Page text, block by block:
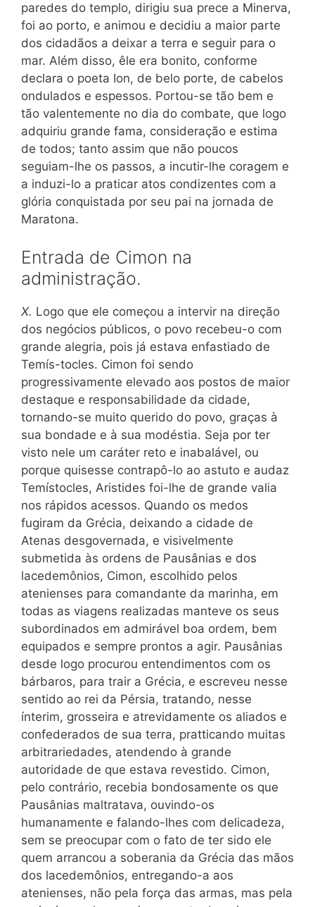
paredes do templo, dirigiu sua prece a Minerva,
foi ao porto, e animou e decidiu a maior parte
dos cidadãos a deixar a terra e seguir para o
mar. Além disso, êle era bonito, conforme
declara o poeta Ion, de belo porte, de cabelos
ondulados e espessos. Portou-se tão bem e
tão valentemente no dia do combate, que logo
adquiriu grande fama, consideração e estima
de todos; tanto assim que não poucos
seguiam-lhe os passos, a incutir-lhe coragem e
a induzi-lo a praticar atos condizentes com a
glória conquistada por seu pai na jornada de
Maratona.
Entrada de Cimon na
administração.
X. Logo que ele começou a intervir na direção
dos negócios públicos, o povo recebeu-o com
grande alegria, pois já estava enfastiado de
Temís-tocles. Cimon foi sendo
progressivamente elevado aos postos de maior
destaque e responsabilidade da cidade,
tornando-se muito querido do povo, graças à
sua bondade e à sua modéstia. Seja por ter
visto nele um caráter reto e inabalável, ou
porque quisesse contrapô-lo ao astuto e audaz
Temístocles, Aristides foi-lhe de grande valia
nos rápidos acessos. Quando os medos
fugiram da Grécia, deixando a cidade de
Atenas desgovernada, e visivelmente
submetida às ordens de Pausânias e dos
lacedemônios, Cimon, escolhido pelos
atenienses para comandante da marinha, em
todas as viagens realizadas manteve os seus
subordinados em admirável boa ordem, bem
equipados e sempre prontos a agir. Pausânias
desde logo procurou entendimentos com os
bárbaros, para trair a Grécia, e escreveu nesse
sentido ao rei da Pérsia, tratando, nesse
ínterim, grosseira e atrevidamente os aliados e
confederados de sua terra, pratticando muitas
arbitrariedades, atendendo à grande
autoridade de que estava revestido. Cimon,
pelo contrário, recebia bondosamente os que
Pausânias maltratava, ouvindo-os
humanamente e falando-lhes com delicadeza,
sem se preocupar com o fato de ter sido ele
quem arrancou a soberania da Grécia das mãos
dos lacedemônios, entregando-a aos
atenienses, não pela força das armas, mas pela